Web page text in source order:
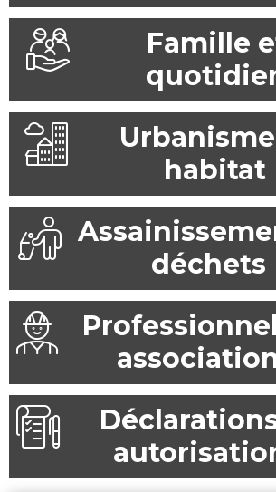
Famille
habitat
déchets